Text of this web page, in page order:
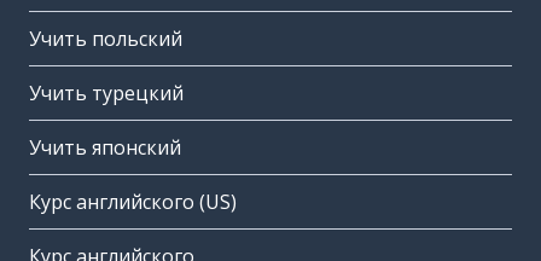
Учить польский
Учить турецкий
Учить японский
Курс английского (US)